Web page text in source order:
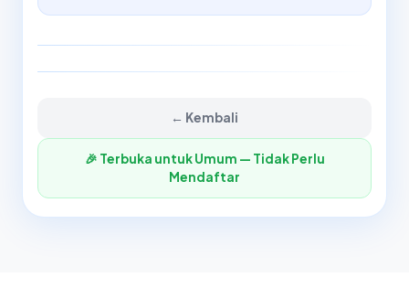
← Kembali
🎉 Terbuka untuk Umum — Tidak Perlu
Mendaftar